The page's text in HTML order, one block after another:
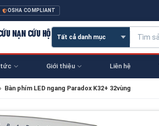
OSHA COMPLIANT
NẠN CỨU HỘ
tức Giới thiệu Liên hệ
› Bàn phím LED ngang Paradox K32+ 32vùng